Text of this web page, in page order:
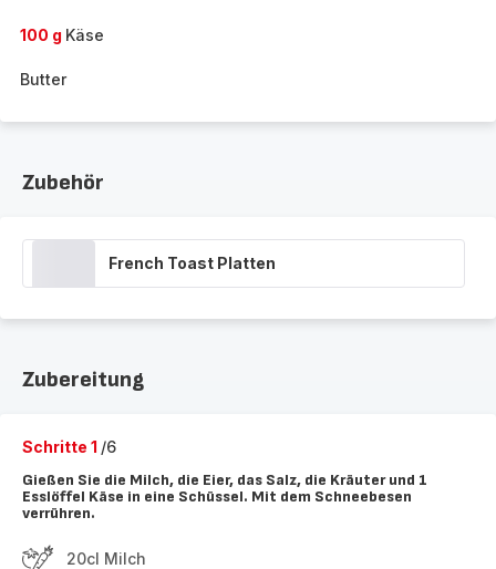
100 g Käse
Butter
Zubehör
French Toast Platten
Zubereitung
Schritte 1 /6
Gießen Sie die Milch, die Eier, das Salz, die Kräuter und 1
Esslöffel Käse in eine Schüssel. Mit dem Schneebesen
verrühren.
20cl Milch